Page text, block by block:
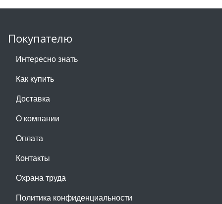
Покупателю
Интересно знать
Как купить
Доставка
О компании
Оплата
Контакты
Охрана труда
Политика конфиденциальности